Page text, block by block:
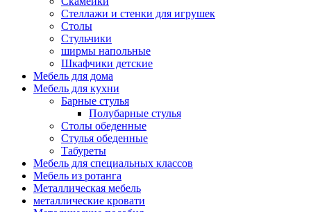
Стеллажи и стенки для игрушек
Столы
Стульчики
ширмы напольные
Шкафчики детские
Мебель для дома
Мебель для кухни
Барные стулья
Полубарные стулья
Столы обеденные
Стулья обеденные
Табуреты
Мебель для специальных классов
Мебель из ротанга
Металлическая мебель
металлические кровати